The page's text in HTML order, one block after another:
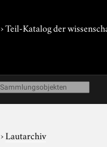
› Teil-Katalog der
›Lautarchiv